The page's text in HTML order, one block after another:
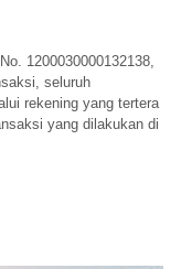
1200030000132138,
seluruh
rekening yang tertera
yang dilakukan di